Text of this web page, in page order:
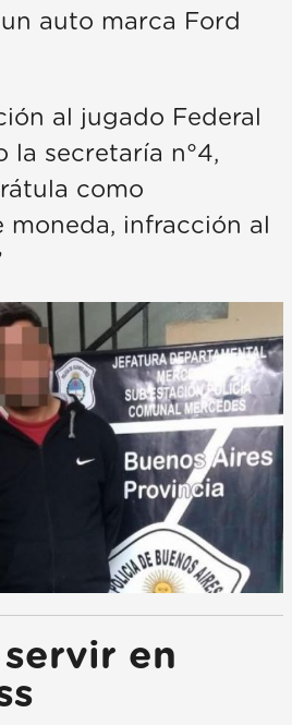
auto marca Ford
al jugado Federal
la secretaría n°4,
como
moneda, infracción al
en